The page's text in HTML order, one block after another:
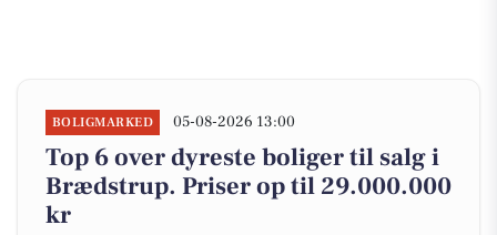
BOLIGMARKED 05-08-2026 13:00
Top 6 over dyreste boliger til salg i
Brædstrup. Priser op til 29.000.000
kr